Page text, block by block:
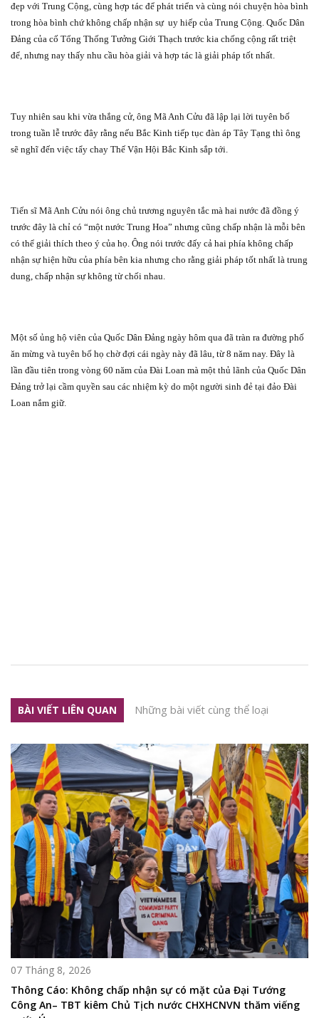
đẹp với Trung Cộng, cùng hợp tác để phát triển và cùng nói chuyện hòa bình
trong hòa bình chứ không chấp nhận sự uy hiếp của Trung Cộng. Quốc Dân
Đảng của cố Tổng Thống Tưởng Giới Thạch trước kia chống cộng rất triệt
để, nhưng nay thấy nhu cầu hòa giải và hợp tác là giải pháp tốt nhất.
Tuy nhiên sau khi vừa thắng cử, ông Mã Anh Cửu đã lập lại lời tuyên bố
trong tuần lễ trước đây rằng nếu Bắc Kinh tiếp tục đàn áp Tây Tạng thì ông
sẽ nghĩ đến việc tẩy chay Thế Vận Hội Bắc Kinh sắp tới.
Tiến sĩ Mã Anh Cửu nói ông chủ trương nguyên tắc mà hai nước đã đồng ý
trước đây là chỉ có “một nước Trung Hoa” nhưng cũng chấp nhận là mỗi bên
có thể giải thích theo ý của họ. Ông nói trước đấy cả hai phía không chấp
nhận sự hiện hữu của phía bên kia nhưng cho rằng giải pháp tốt nhất là trung
dung, chấp nhận sự không từ chối nhau.
Một số ủng hộ viên của Quốc Dân Đảng ngày hôm qua đã tràn ra đường phố
ăn mừng và tuyên bố họ chờ đợi cái ngày này đã lâu, từ 8 năm nay. Đây là
lần đầu tiên trong vòng 60 năm của Đài Loan mà một thủ lãnh của Quốc Dân
Đảng trở lại cầm quyền sau các nhiệm kỳ do một người sinh đẻ tại đảo Đài
Loan nắm giữ.
BÀI VIẾT LIÊN QUAN Những bài viết cùng thể loại
07 Tháng 8, 2026
Thông Cáo: Không chấp nhận sự có mặt của Đại Tướng
Công An– TBT kiêm Chủ Tịch nước CHXHCNVN thăm viếng